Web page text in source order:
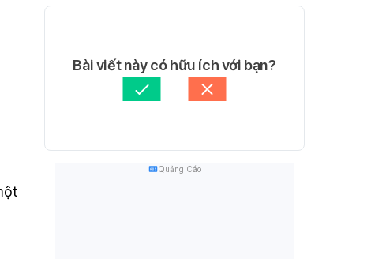
Bài viết này có hữu ích với bạn?
Quảng Cáo